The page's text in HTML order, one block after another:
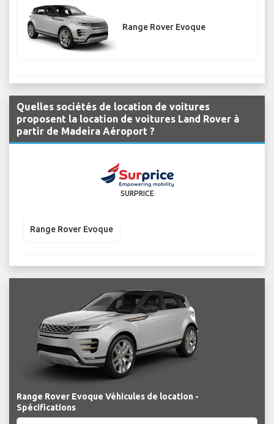
Range Rover Evoque
Quelles sociétés de location de voitures
proposent la location de voitures Land Rover à
partir de Madeira Aéroport ?
SURPRICE
Range Rover Evoque
Range Rover Evoque Véhicules de location -
Spécifications